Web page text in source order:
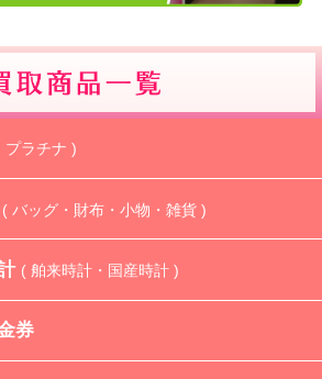
プラチナ )
( バッグ・財布・小物・雑貨 )
( 舶来時計・国産時計 )
券